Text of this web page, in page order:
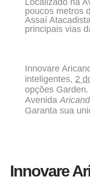
Localizado na
poucos metros
Assaí
principais vias
Innovare
inteligentes, 2
opções
Avenida
Garanta sua
Innovare